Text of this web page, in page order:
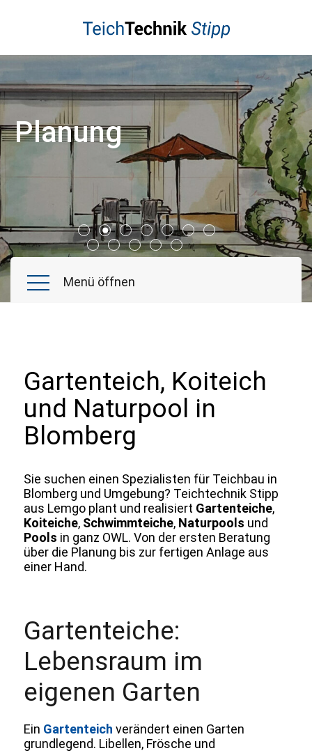
Planung
Schwimmteich
Naturpool
Poolbau
Gartenteiche
Wasserspiele
Referenzen
Aktuelles
Gartenteich, Koiteich
und Naturpool in
Blomberg
Sie suchen einen Spezialisten für Teichbau in
Blomberg und Umgebung? Teichtechnik Stipp
aus Lemgo plant und realisiert Gartenteiche,
Koiteiche, Schwimmteiche, Naturpools und
Pools in ganz OWL. Von der ersten Beratung
über die Planung bis zur fertigen Anlage aus
einer Hand.
Gartenteiche:
Lebensraum im
eigenen Garten
Ein Gartenteich verändert einen Garten
grundlegend. Libellen, Frösche und